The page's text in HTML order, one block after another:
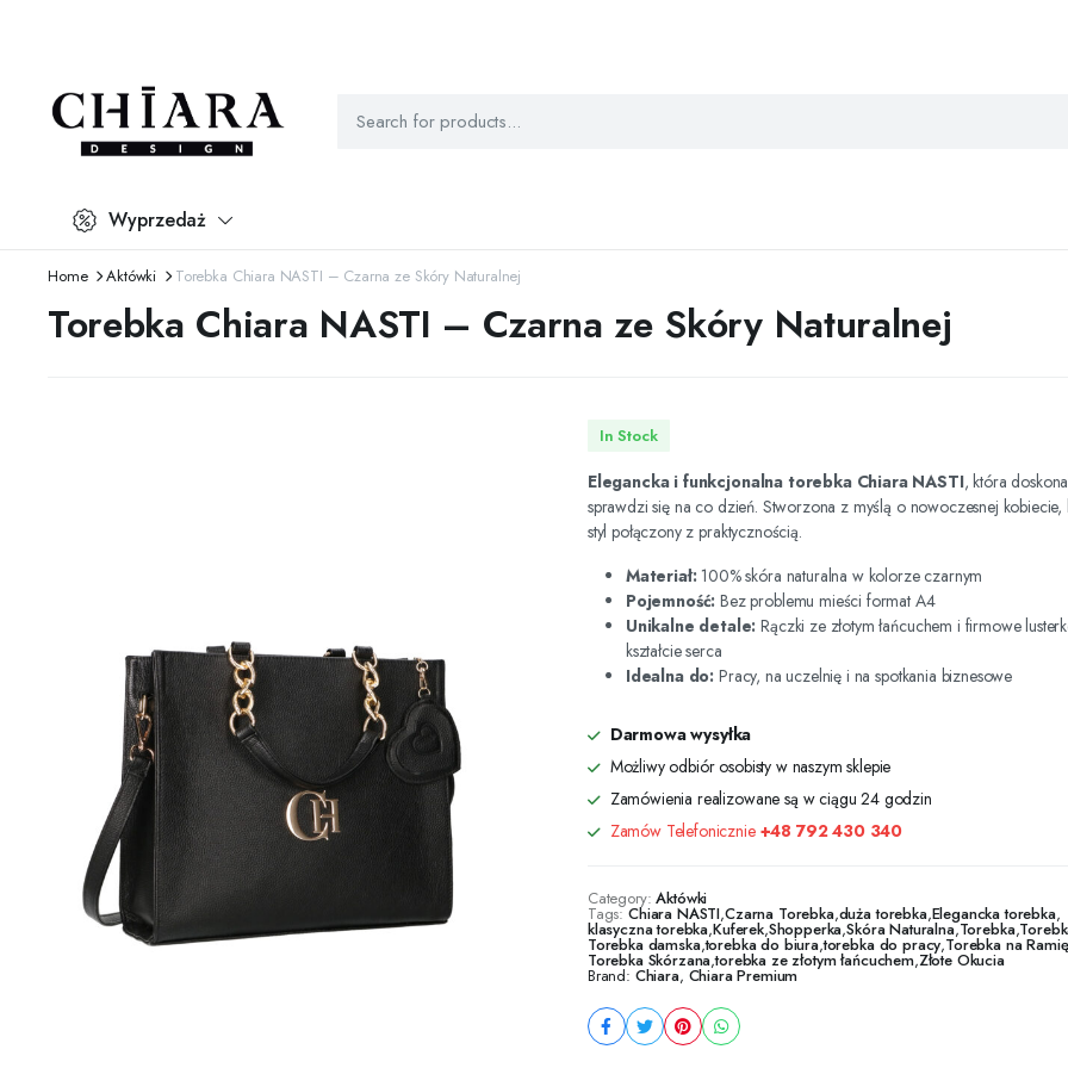
Wyprzedaż
Home Aktówki Torebka Chiara NASTI – Czarna ze Skóry Naturalnej
Torebka Chiara NASTI – Czarna ze Skóry Naturalnej
In Stock
Elegancka i funkcjonalna torebka Chiara NASTI, która
sprawdzi się na co dzień. Stworzona z myślą o nowoczesnej kobiecie,
styl połączony z praktycznością.
Materiał:100% skóra naturalna w kolorze czarnym
Pojemność: Bez problemu mieści format A4
Unikalne detale: Rączki ze złotym łańcuchem i firmowe
kształcie serca
Idealna do: Pracy, na uczelnię i na spotkania biznesowe
Darmowa wysyłka
Możliwy odbiór osobisty w naszym sklepie
Zamówienia realizowane są w ciągu 24 godzin
Zamów Telefonicznie +48 792 430 340
Category: Aktówki
Tags: Chiara NASTI,Czarna Torebka,duża torebka,Elegancka torebka,
klasyczna torebka,Kuferek,Shopperka,Skóra Naturalna,Torebka,
Torebka damska,torebka do biura,torebka do pracy,Torebka na Ramię
Torebka Skórzana,torebka ze złotym łańcuchem,Złote Okucia
Brand: Chiara, Chiara Premium